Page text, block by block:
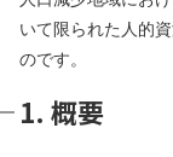
いて限られた人的
のです。
1. 概要